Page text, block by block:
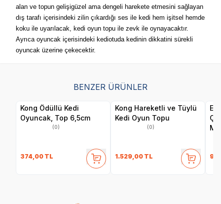
alan ve topun gelişigüzel ama dengeli harekete etmesini sağlayan
dış tarafı içerisindeki zilin çıkardığı ses ile kedi hem işitsel hemde
koku ile uyarılacak, kedi oyun topu ile zevk ile oynayacaktır.
Ayrıca oyuncak içerisindeki kediotuda kedinin dikkatini sürekli
oyuncak üzerine çekecektir.
BENZER ÜRÜNLER
Kong Ödüllü Kedi
Oyuncak, Top 6,5cm
(0)
374,00 TL
Kong Hareketli ve Tüylü
Kedi Oyun Topu
(0)
1.529,00 TL